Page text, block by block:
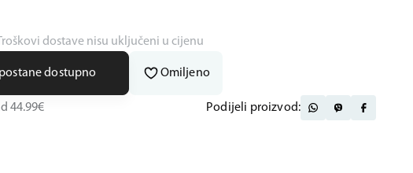
dostave nisu uključeni u cijenu
dostupno Omiljeno
44.99€ Podijeli proizvod: